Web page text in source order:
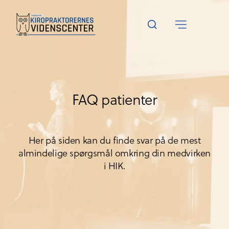
FAQ patienter
Her på siden kan du finde svar på de mest
almindelige spørgsmål omkring din medvirken
i HIK.